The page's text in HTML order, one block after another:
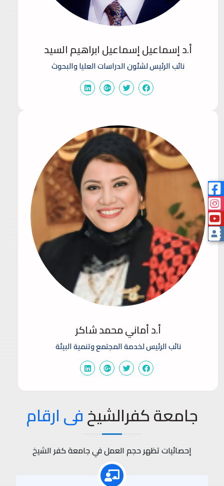
أ.د إسماعيل إسماعيل ابراهيم السيد
نائب الرئيس لشئون الدراسات العليا والبحوث
أ.د أماني محمد شاكر
نائب الرئيس لخدمة المجتمع وتنمية البيئة
جامعة كفرالشيخفى ارقام
إحصائيات تظهر حجم العمل في جامعة كفر الشيخ